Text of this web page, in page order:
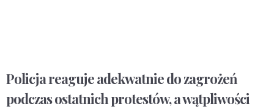
Policja reaguje adekwatnie do zagrożeń
podczas ostatnich protestów, a wątpliwości